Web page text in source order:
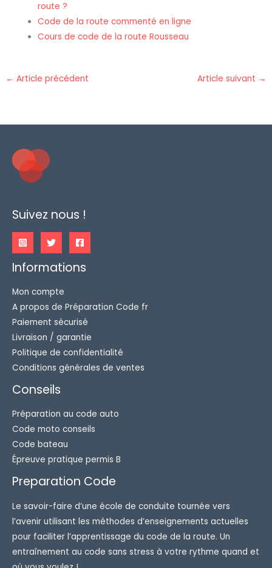
route ?
Code de la route commenté en ligne
Cours de code de la route Rousseau
← Article précédent Article suivant →
Suivez nous !
Informations
Mon compte
A propos de Préparation Code fr
Paiement sécurisé
Livraison / garantie
Politique de confidentialité
Conditions générales de ventes
Conseils
Préparation au code auto
Code moto conseils
Code bateau
Épreuve pratique permis B
Preparation Code
Le savoir-faire d’une école de conduite tournée vers
l’avenir utilisant les méthodes d’enseignements actuelles
pour faciliter l’apprentissage du code de la route. Un
entraînement au code sans stress à votre rythme quand et